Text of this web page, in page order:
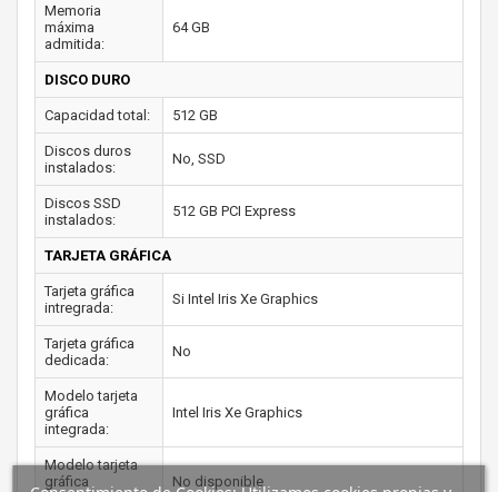
Memoria
máxima
admitida:
64 GB
DISCO DURO
Capacidad total: 512 GB
Discos duros
instalados:
No, SSD
Discos SSD
instalados:
512 GB PCI Express
TARJETA GRÁFICA
Tarjeta gráfica
intregrada:
Si Intel Iris Xe Graphics
Tarjeta gráfica
dedicada:
No
Modelo tarjeta
gráfica
integrada:
Intel Iris Xe Graphics
Modelo tarjeta
gráfica
No disponible